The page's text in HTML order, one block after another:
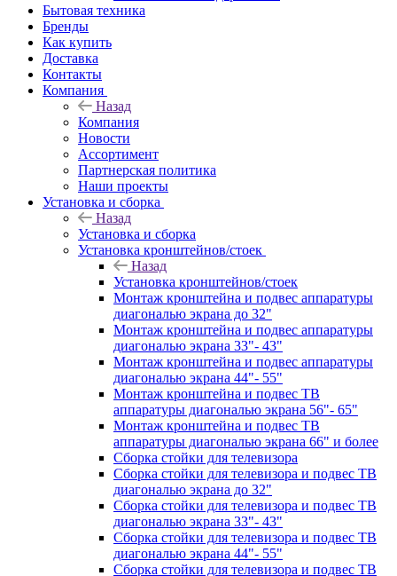
Бытовая техника
Бренды
Как купить
Доставка
Контакты
Компания
Назад
Компания
Новости
Ассортимент
Партнерская политика
Наши проекты
Установка и сборка
Назад
Установка и сборка
Установка кронштейнов/стоек
Назад
Установка кронштейнов/стоек
Монтаж кронштейна и подвес аппаратуры
диагональю экрана до 32"
Монтаж кронштейна и подвес аппаратуры
диагональю экрана 33"- 43"
Монтаж кронштейна и подвес аппаратуры
диагональю экрана 44"- 55"
Монтаж кронштейна и подвес ТВ
аппаратуры диагональю экрана 56"- 65"
Монтаж кронштейна и подвес ТВ
аппаратуры диагональю экрана 66" и более
Сборка стойки для телевизора
Сборка стойки для телевизора и подвес ТВ
диагональю экрана до 32"
Сборка стойки для телевизора и подвес ТВ
диагональю экрана 33"- 43"
Сборка стойки для телевизора и подвес ТВ
диагональю экрана 44"- 55"
Сборка стойки для телевизора и подвес ТВ